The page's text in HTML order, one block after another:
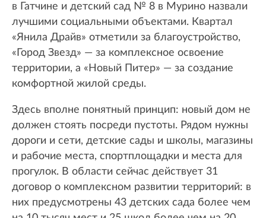
в Гатчине и детский сад № 8 в Мурино назвали
лучшими социальными объектами. Квартал
«Янила Драйв» отметили за благоустройство,
«Город Звезд» — за комплексное освоение
территории, а «Новый Питер» — за создание
комфортной жилой среды.
Здесь вполне понятный принцип: новый дом не
должен стоять посреди пустоты. Рядом нужны
дороги и сети, детские сады и школы, магазины
и рабочие места, спортплощадки и места для
прогулок. В области сейчас действует 31
договор о комплексном развитии территорий: в
них предусмотрены 43 детских сада более чем